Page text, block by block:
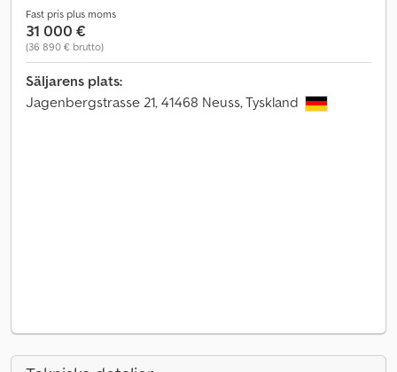
Fast pris plus moms
31 000 €
(36 890 € brutto)
Säljarens plats:
Jagenbergstrasse 21, 41468 Neuss, Tyskland